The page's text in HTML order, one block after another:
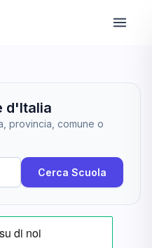
d'Italia
provincia, comune o
Cerca Scuola